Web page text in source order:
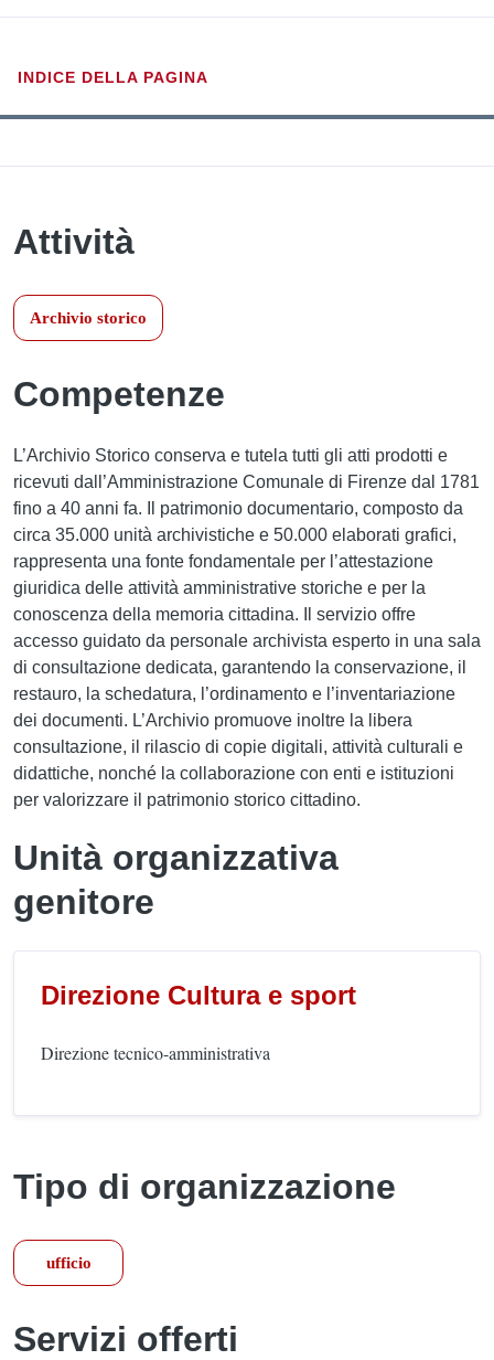
INDICE DELLA PAGINA
Attività
Archivio storico
Competenze
L’Archivio Storico conserva e tutela tutti gli atti prodotti e
ricevuti dall’Amministrazione Comunale di Firenze dal 1781
fino a 40 anni fa. Il patrimonio documentario, composto da
circa 35.000 unità archivistiche e 50.000 elaborati grafici,
rappresenta una fonte fondamentale per l’attestazione
giuridica delle attività amministrative storiche e per la
conoscenza della memoria cittadina. Il servizio offre
accesso guidato da personale archivista esperto in una sala
di consultazione dedicata, garantendo la conservazione, il
restauro, la schedatura, l’ordinamento e l’inventariazione
dei documenti. L’Archivio promuove inoltre la libera
consultazione, il rilascio di copie digitali, attività culturali e
didattiche, nonché la collaborazione con enti e istituzioni
per valorizzare il patrimonio storico cittadino.
Unità organizzativa
genitore
Direzione Cultura e sport
Direzione tecnico-amministrativa
Tipo di organizzazione
ufficio
Servizi offerti